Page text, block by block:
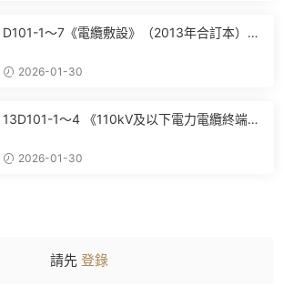
D101-1～7《電纜敷設》（2013年合訂本）百
2026-01-30
13D101-1～4 《110kV及以下電力電纜終端和
載 2026-01-30
請先 登錄